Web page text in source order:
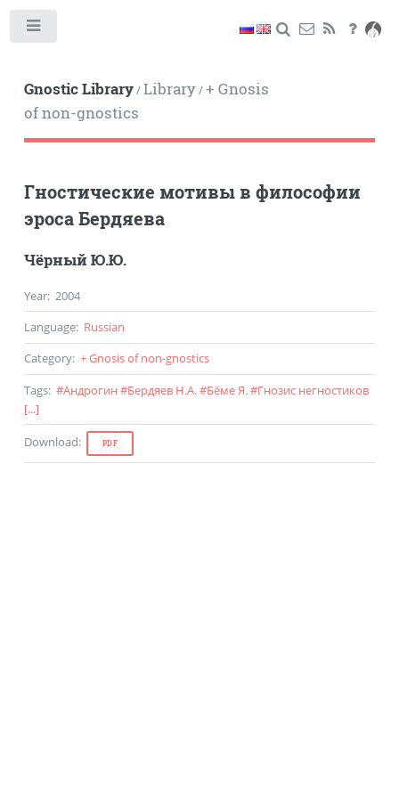
Gnostic Library/Library/+ Gnosis
of non-gnostics
Гностические мотивы в философии
эроса Бердяева
Чёрный Ю.Ю.
Year: 2004
Language: Russian
Category: + Gnosis of non-gnostics
Tags: #Андрогин #Бердяев Н.А.#Бёме Я.#Гнозис негностиков
[...]
Download: PDF